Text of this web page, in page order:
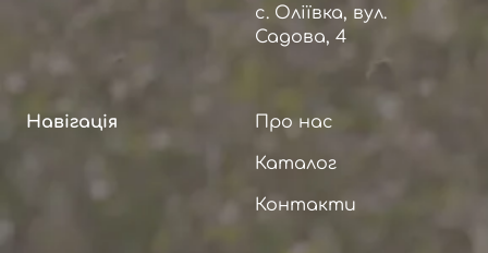
с. Оліївка, вул.
Садова, 4
Навігація Про нас
Каталог
Контакти